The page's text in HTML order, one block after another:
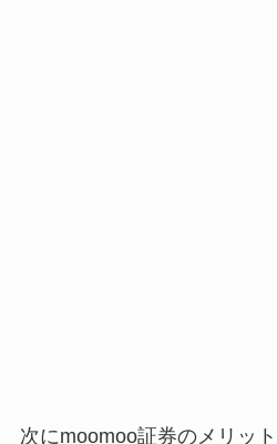
次にmoomoo証券のメリッ